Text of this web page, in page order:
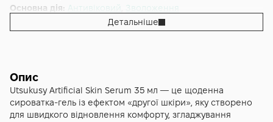
Основна дія: Антивіковий
Зволоження
Додаткові властивості:Cruelty-free, Веганська, Без
парабенів
Лінійка:
Альтернативна назва:Artificial Skin Serum 35 мл
Детальніше
Опис
Utsukusy Artificial Skin Serum 35 мл — це щоденна
сироватка‑гель із ефектом «другої шкіри», яку створено
для швидкого відновлення комфорту, згладжування